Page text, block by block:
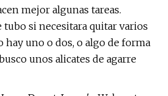
mejor algunas tareas.
tubo si necesitara quitar varios
hay uno o dos, o algo de forma
unos alicates de agarre